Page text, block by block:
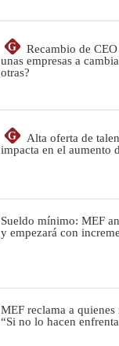
G
Recambio de
unas empresas a
otras?
G
Alta oferta de
impacta en el aumento
Sueldo mínimo: MEF
y empezará con
MEF reclama a
“Si no lo hacen